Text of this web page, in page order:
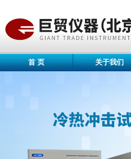
首 页 关于我们